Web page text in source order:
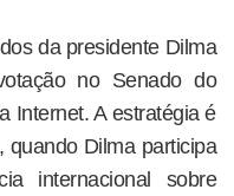
da presidente Dilma
no Senado do
Internet. A estratégia é
quando Dilma participa
internacional sobre